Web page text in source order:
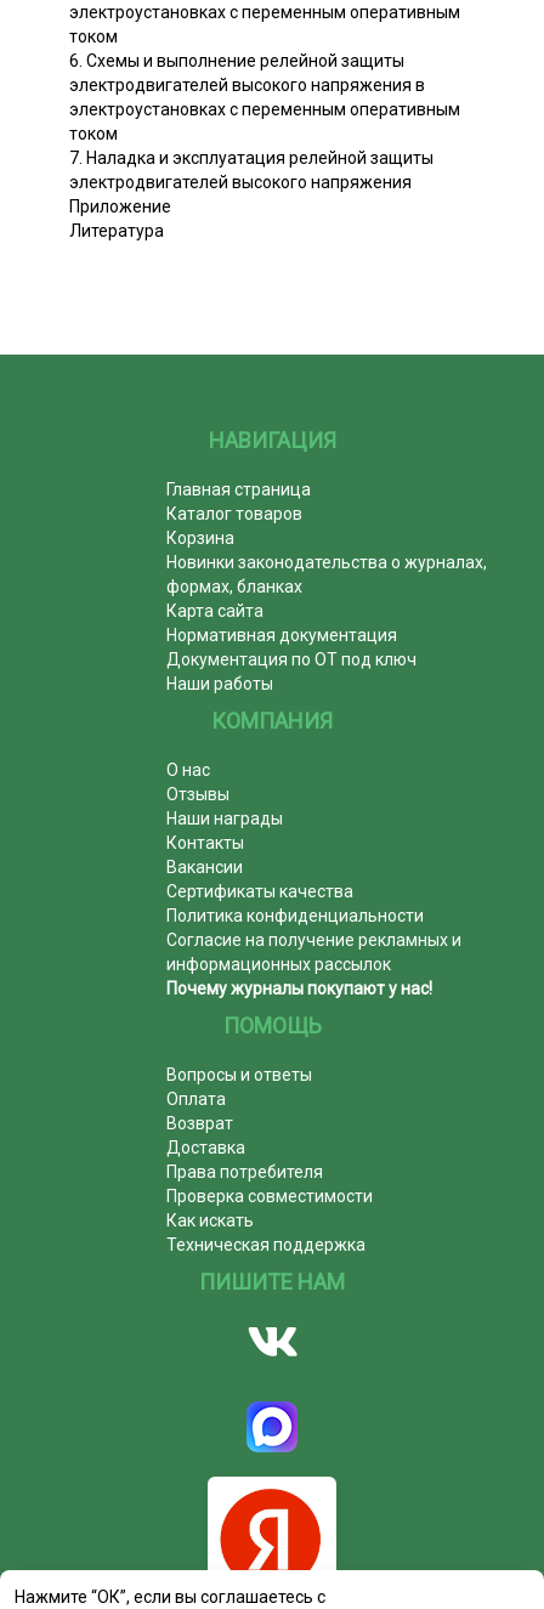
электроустановках с переменным оперативным
током
6. Схемы и выполнение релейной защиты
электродвигателей высокого напряжения в
электроустановках с переменным оперативным
током
7. Наладка и эксплуатация релейной защиты
электродвигателей высокого напряжения
Приложение
Литература
НАВИГАЦИЯ
Главная страница
Каталог товаров
Корзина
Новинки законодательства о журналах,
формах, бланках
Карта сайта
Нормативная документация
Документация по ОТ под ключ
Наши работы
КОМПАНИЯ
О нас
Отзывы
Наши награды
Контакты
Вакансии
Сертификаты качества
Политика конфиденциальности
Согласие на получение рекламных и
информационных рассылок
Почему журналы покупают у нас!
ПОМОЩЬ
Вопросы и ответы
Оплата
Возврат
Доставка
Права потребителя
Проверка совместимости
Как искать
Техническая поддержка
ПИШИТЕ НАМ
Нажмите “ОК”, если вы соглашаетесь с